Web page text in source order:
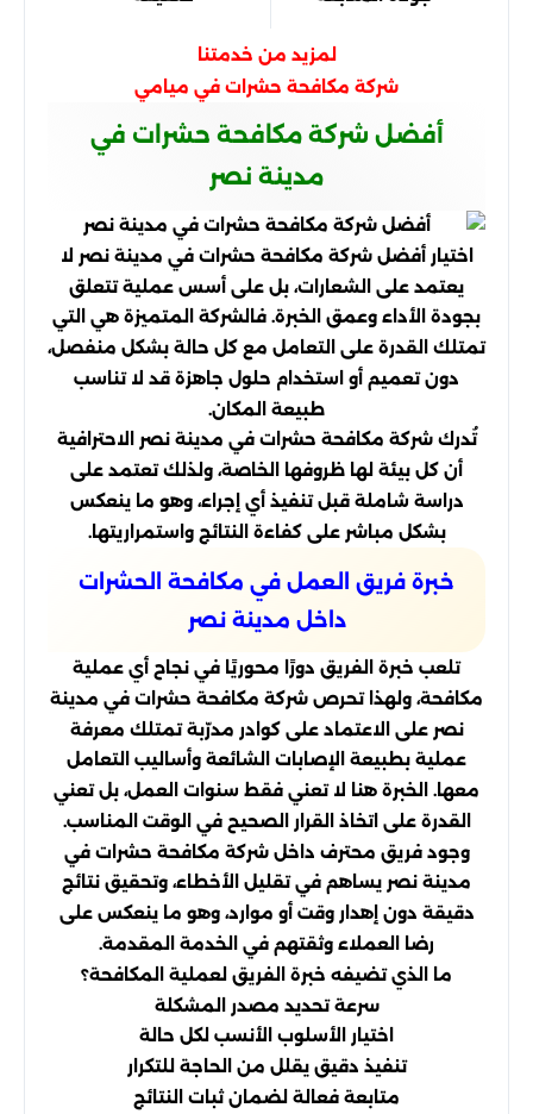
لمزيد من خدمتنا
شركة مكافحة حشرات في ميامي
أفضل شركة مكافحة حشرات في
مدينة نصر
اختيار أفضل شركة مكافحة حشرات في مدينة نصر لا
يعتمد على الشعارات، بل على أسس عملية تتعلق
بجودة الأداء وعمق الخبرة. فالشركة المتميزة هي التي
تمتلك القدرة على التعامل مع كل حالة بشكل منفصل،
دون تعميم أو استخدام حلول جاهزة قد لا تناسب
طبيعة المكان.
تُدرك شركة مكافحة حشرات في مدينة نصر الاحترافية
أن كل بيئة لها ظروفها الخاصة، ولذلك تعتمد على
دراسة شاملة قبل تنفيذ أي إجراء، وهو ما ينعكس
بشكل مباشر على كفاءة النتائج واستمراريتها.
خبرة فريق العمل في مكافحة الحشرات
داخل مدينة نصر
تلعب خبرة الفريق دورًا محوريًا في نجاح أي عملية
مكافحة، ولهذا تحرص شركة مكافحة حشرات في مدينة
نصر على الاعتماد على كوادر مدرّبة تمتلك معرفة
عملية بطبيعة الإصابات الشائعة وأساليب التعامل
معها. الخبرة هنا لا تعني فقط سنوات العمل، بل تعني
القدرة على اتخاذ القرار الصحيح في الوقت المناسب.
وجود فريق محترف داخل شركة مكافحة حشرات في
مدينة نصر يساهم في تقليل الأخطاء، وتحقيق نتائج
دقيقة دون إهدار وقت أو موارد، وهو ما ينعكس على
رضا العملاء وثقتهم في الخدمة المقدمة.
ما الذي تضيفه خبرة الفريق لعملية المكافحة؟
سرعة تحديد مصدر المشكلة
اختيار الأسلوب الأنسب لكل حالة
تنفيذ دقيق يقلل من الحاجة للتكرار
متابعة فعالة لضمان ثبات النتائج